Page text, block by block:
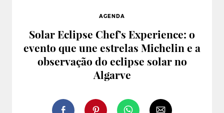
AGENDA
Solar Eclipse Chef's Experience: o
evento que une estrelas Michelin e a
observação do eclipse solar no
Algarve